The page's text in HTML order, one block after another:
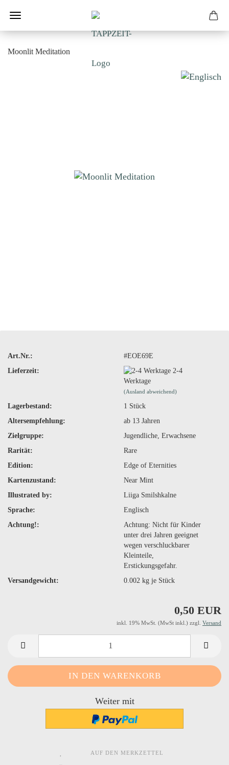
Moonlit Meditation
Art.Nr.:
#EOE69E
Lieferzeit:
2-4
Werktage
(Ausland abweichend)
Lagerbestand: 1 Stück
Altersempfehlung:
ab 13 Jahren
Zielgruppe:
Jugendliche, Erwachsene
Rarität:
Rare
Edition:
Edge of Eternities
Kartenzustand:
Near Mint
Illustrated by:
Liiga Smilshkalne
Sprache:
Englisch
Achtung!:
Achtung: Nicht für Kinder
unter drei Jahren geeignet
wegen verschluckbarer
Kleinteile,
Erstickungsgefahr.
Versandgewicht:
0.002kg je Stück
0,50 EUR
inkl. 19% MwSt. (MwSt inkl.) zzgl. Versand
Weiter mit
AUF DEN MERKZETTEL